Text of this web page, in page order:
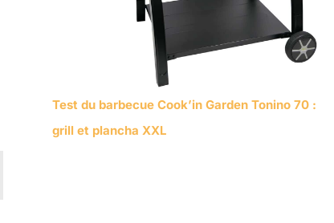
Test du barbecue Cook’in Garden Tonino 70 :
grill et plancha XXL